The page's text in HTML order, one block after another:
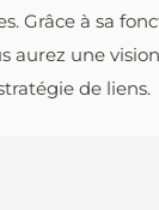
Grâce à sa
aurez une
de liens.